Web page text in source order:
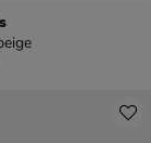
voor € 34,99